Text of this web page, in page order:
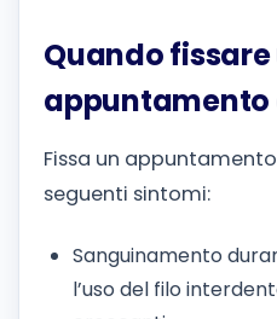
Quando fissare
Fissa un
seguenti sintomi:
Sanguinamento
l’uso del filo